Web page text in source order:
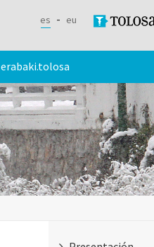
es eu
erabaki.tolosa